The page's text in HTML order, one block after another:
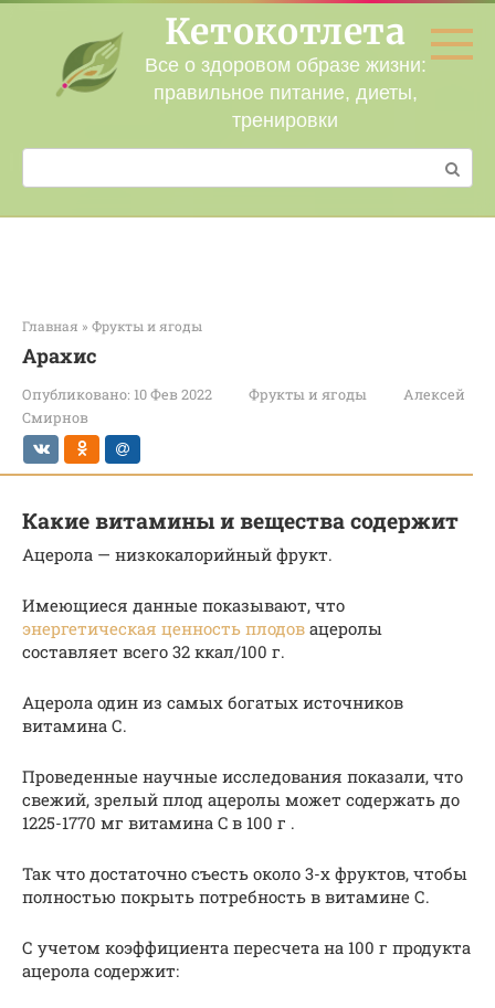
Перейти
контенту
Кетокотлета
Все о здоровом образе жизни:
правильное питание, диеты,
тренировки
Поиск:
Главная » Фрукты и ягоды
Арахис
Опубликовано: 10 Фев 2022 Фрукты и ягоды
Алексей
Смирнов
Какие витамины и вещества содержит
Ацерола — низкокалорийный фрукт.
Имеющиеся данные показывают, что
энергетическая ценность плодов ацеролы
составляет всего 32 ккал/100 г.
Ацерола один из самых богатых источников
витамина С.
Проведенные научные исследования показали, что
свежий, зрелый плод ацеролы может содержать до
1225-1770 мг витамина C в 100 г .
Так что достаточно съесть около 3-х фруктов, чтобы
полностью покрыть потребность в витамине С.
С учетом коэффициента пересчета на 100 г продукта
ацерола содержит: